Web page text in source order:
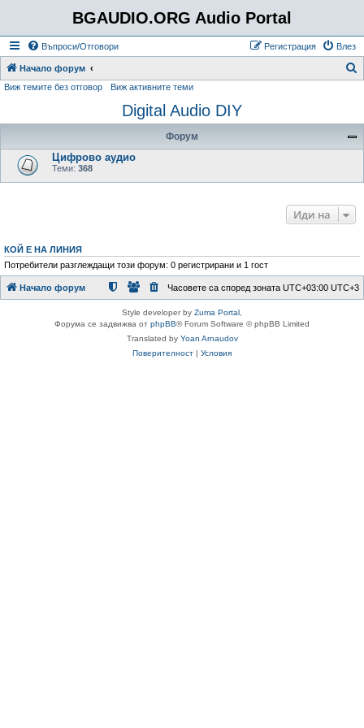
BGAUDIO.ORG Audio Portal
Въпроси/Отговори Влез
Регистрация
Начало форум
с
е
Виж темите без отговор Виж активните теми
Digital Audio DIY
Форум
Цифрово аудио
Теми: 368
Иди на
КОЙ Е НА ЛИНИЯ
Потребители разглеждащи този форум: 0 регистрирани и 1 гост
Начало форум Часовете са според зоната UTC+03:00 UTC+3
Style developer by Zuma Portal
Форума се задвижва от phpBB® Forum Software © phpBB Limited
Translated by Yoan Arnaudov
Поверителност | Условия